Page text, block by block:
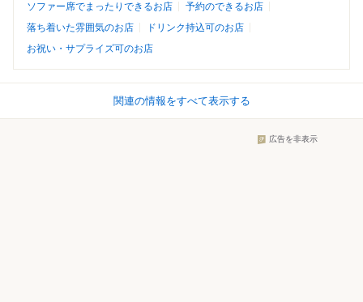
ソファー席でまったりできるお店
予約のできるお店
落ち着いた雰囲気のお店
ドリンク持込可のお店
お祝い・サプライズ可のお店
関連の情報をすべて表示する
広告を非表示